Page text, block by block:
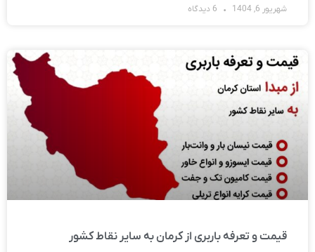
شهریور 6, 1404
قیمت و تعرفه باربری از کرمان به سایر نقاط کشور